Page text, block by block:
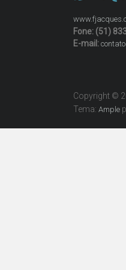
Fone: (51)
E-mail:
Copyright ©
Tema: Ample